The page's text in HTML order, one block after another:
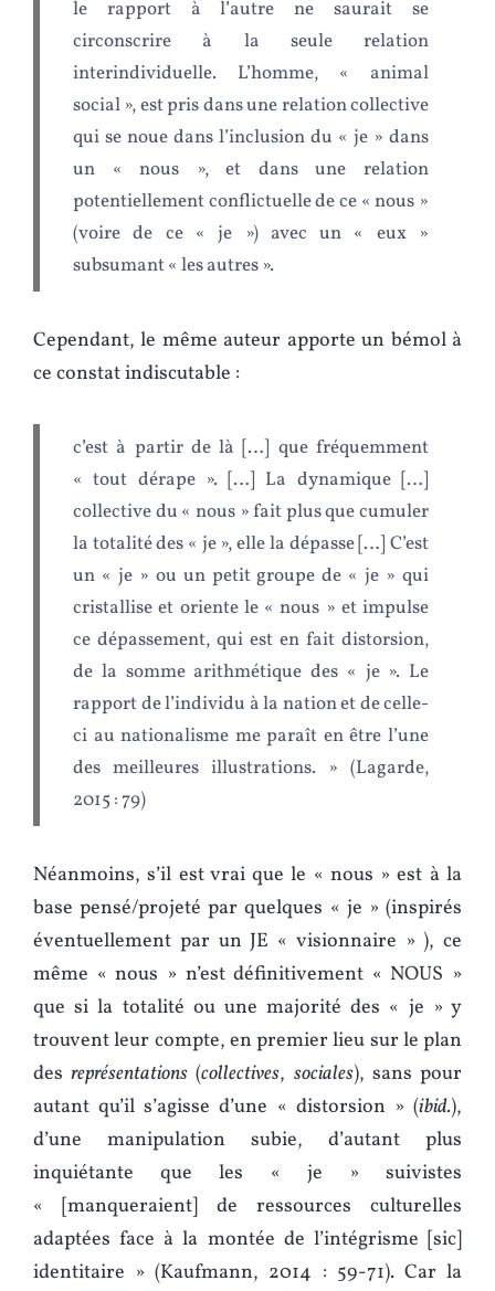
le rapport à l’autre ne saurait se
circonscrire à la seule relation
interindividuelle. L’homme, « animal
social », est pris dans une relation collective
qui se noue dans l’inclusion du « je » dans
un « nous », et dans une relation
potentiellement conflictuelle de ce « nous »
(voire de ce « je ») avec un « eux »
subsumant « les autres ».
Cependant, le même auteur apporte un bémol à
ce constat indiscutable :
c’est à partir de là […] que fréquemment
« tout dérape ». […] La dynamique […]
collective du « nous » fait plus que cumuler
la totalité des « je », elle la dépasse […] C’est
un « je » ou un petit groupe de « je » qui
cristallise et oriente le « nous » et impulse
ce dépassement, qui est en fait distorsion,
de la somme arithmétique des « je ». Le
rapport de l’individu à la nation et de celle-
ci au nationalisme me paraît en être l’une
des meilleures illustrations. » (Lagarde,
2015 : 79)
Néanmoins, s’il est vrai que le « nous » est à la
base pensé/projeté par quelques « je » (inspirés
éventuellement par un JE « visionnaire » ), ce
même « nous » n’est définitivement « NOUS »
que si la totalité ou une majorité des « je » y
trouvent leur compte, en premier lieu sur le plan
desreprésentations (collectives, sociales), sans pour
autant qu’il s’agisse d’une « distorsion » (ibid.),
d’une manipulation subie, d’autant plus
inquiétante que les « je » suivistes
« [manqueraient] de ressources culturelles
adaptées face à la montée de l’intégrisme [sic]
identitaire » (Kaufmann, 2014 : 59-71). Car la